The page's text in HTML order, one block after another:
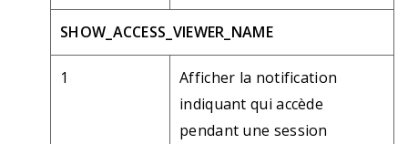
SHOW_ACCESS_VIEWER_NAME
1
Afficher la notification
indiquant qui accède
pendant une session